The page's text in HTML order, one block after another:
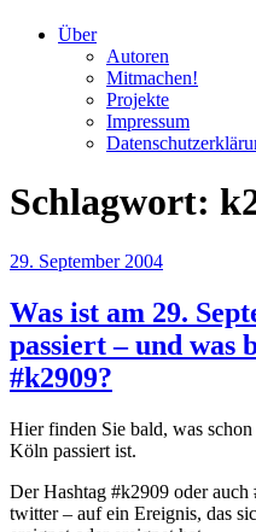
Über
Autoren
Mitmachen!
Projekte
Impressum
Schlagwort:
Veröffentlicht
29. September 2004
Was ist am 29.
passiert – und was
#k2909?
Hier finden Sie bald, was
Köln passiert ist.
Der Hashtag #k2909 oder
twitter – auf ein Ereignis, das